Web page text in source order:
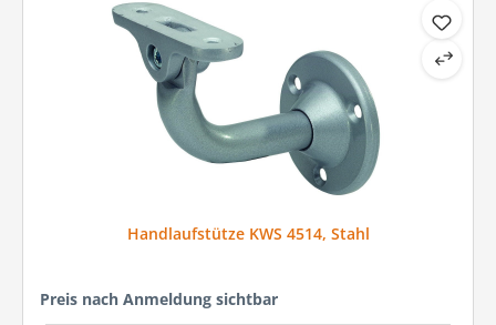
Handlaufstütze KWS 4514, Stahl
Preis nach Anmeldung sichtbar